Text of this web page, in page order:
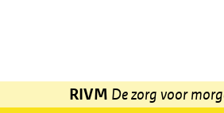
RIVM De zorg voor